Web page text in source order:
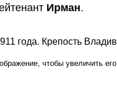
Ирман.
чтобы увеличить его